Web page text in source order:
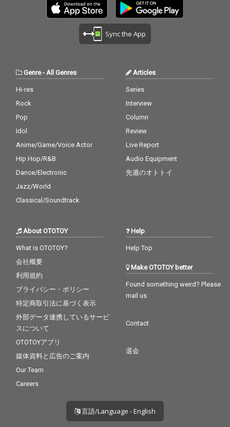
Sync the App
Genre- All Genres
Hi-res
Rock
Pop
Idol
Anime/Game/Voice Actor
Hip Hop/R&B
Dance/Electronic
Jazz/World
Classical/Soundtrack
Articles
Series
Interview
Column
Review
Live Report
Audio Equipment
先週のオトトイ
About OTOTOY
What is OTOTOY?
会社概要
利用規約
プライバシー・ポリシー
特定商取引法に基づく表示
外部データ連携しているサービ
スについて
OTOTOYアプリ
媒体資料と広告のご案内
Our Team
Careers
Help
Help Top
Make OTOTOY better
Found something weird? Please
mail us
Contact
退会
言語/Language - English